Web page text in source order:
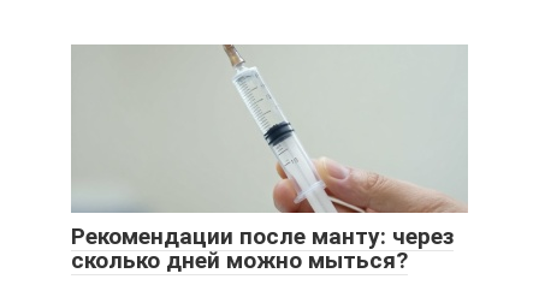
Рекомендации после манту: через
сколько дней можно мыться?